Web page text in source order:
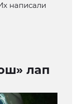
написали
лап